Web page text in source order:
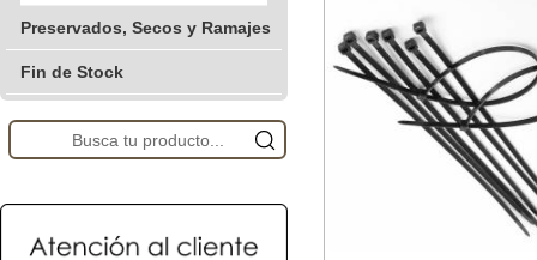
Preservados, Secos y Ramajes
Fin de Stock